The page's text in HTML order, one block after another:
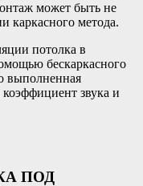
может быть не
каркасного метода.
потолка в
бескаркасного
выполненная
звука и
ПОД